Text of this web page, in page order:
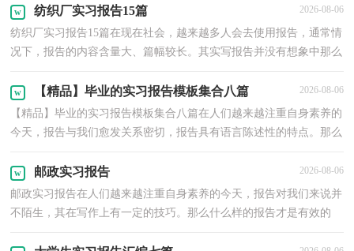
纺织厂实习报告15篇 2026-08-06
纺织厂实习报告15篇在现在社会，越来越多人会去使用报告，通常情
况下，报告的内容含量大、篇幅较长。其实写报告并没有想象中那么
【精品】毕业的实习报告模板集合八篇 2026-08-06
【精品】毕业的实习报告模板集合八篇在人们越来越注重自身素养的
今天，报告与我们愈发关系密切，报告具有语言陈述性的特点。那么
邮政实习报告 2026-08-06
邮政实习报告在人们越来越注重自身素养的今天，报告对我们来说并
不陌生，其在写作上有一定的技巧。那么什么样的报告才是有效的